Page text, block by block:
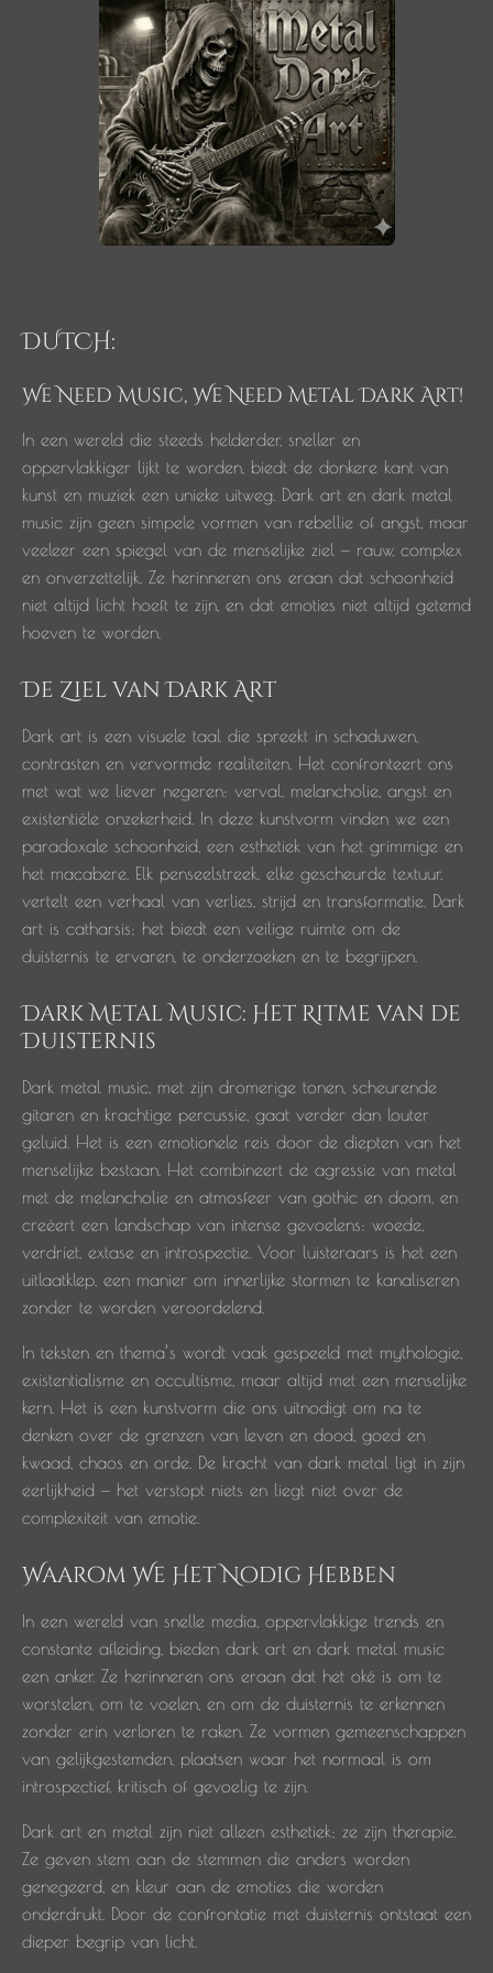
DUTCH:
We Need Music, We Need Metal Dark Art!
In een wereld die steeds helderder, sneller en
oppervlakkiger lijkt te worden, biedt de donkere kant van
kunst en muziek een unieke uitweg. Dark art en dark metal
music zijn geen simpele vormen van rebellie of angst, maar
veeleer een spiegel van de menselijke ziel — rauw, complex
en onverzettelijk. Ze herinneren ons eraan dat schoonheid
niet altijd licht hoeft te zijn, en dat emoties niet altijd getemd
hoeven te worden.
De Ziel van Dark Art
Dark art is een visuele taal die spreekt in schaduwen,
contrasten en vervormde realiteiten. Het confronteert ons
met wat we liever negeren: verval, melancholie, angst en
existentiële onzekerheid. In deze kunstvorm vinden we een
paradoxale schoonheid, een esthetiek van het grimmige en
het macabere. Elk penseelstreek, elke gescheurde textuur,
vertelt een verhaal van verlies, strijd en transformatie. Dark
art is catharsis; het biedt een veilige ruimte om de
duisternis te ervaren, te onderzoeken en te begrijpen.
Dark Metal Music: Het Ritme van de
Duisternis
Dark metal music, met zijn dromerige tonen, scheurende
gitaren en krachtige percussie, gaat verder dan louter
geluid. Het is een emotionele reis door de diepten van het
menselijke bestaan. Het combineert de agressie van metal
met de melancholie en atmosfeer van gothic en doom, en
creëert een landschap van intense gevoelens: woede,
verdriet, extase en introspectie. Voor luisteraars is het een
uitlaatklep, een manier om innerlijke stormen te kanaliseren
zonder te worden veroordelend.
In teksten en thema’s wordt vaak gespeeld met mythologie,
existentialisme en occultisme, maar altijd met een menselijke
kern. Het is een kunstvorm die ons uitnodigt om na te
denken over de grenzen van leven en dood, goed en
kwaad, chaos en orde. De kracht van dark metal ligt in zijn
eerlijkheid — het verstopt niets en liegt niet over de
complexiteit van emotie.
Waarom We Het Nodig Hebben
In een wereld van snelle media, oppervlakkige trends en
constante afleiding, bieden dark art en dark metal music
een anker. Ze herinneren ons eraan dat het oké is om te
worstelen, om te voelen, en om de duisternis te erkennen
zonder erin verloren te raken. Ze vormen gemeenschappen
van gelijkgestemden, plaatsen waar het normaal is om
introspectief, kritisch of gevoelig te zijn.
Dark art en metal zijn niet alleen esthetiek; ze zijn therapie.
Ze geven stem aan de stemmen die anders worden
genegeerd, en kleur aan de emoties die worden
onderdrukt. Door de confrontatie met duisternis ontstaat een
dieper begrip van licht.